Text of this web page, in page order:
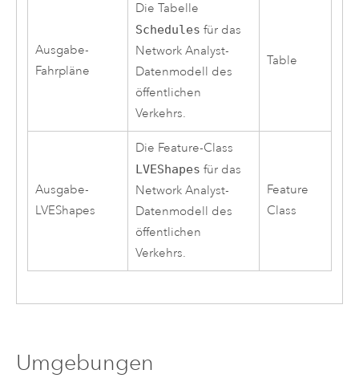
Ausgabe-
Fahrpläne
Die Tabelle
Schedules für das
Network Analyst-
Datenmodell des
öffentlichen
Verkehrs.
Table
Ausgabe-
LVEShapes
Die Feature-Class
LVEShapes für das
Network Analyst-
Datenmodell des
öffentlichen
Verkehrs.
Feature
Class
Umgebungen